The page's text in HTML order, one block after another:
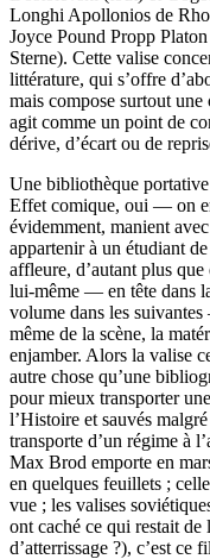
Longhi Apollonios de
Joyce Pound Propp
Sterne). Cette valise
littérature, qui s’offre
mais compose surtout
agit comme un point de
dérive, d’écart ou de
Une bibliothèque
Effet comique, oui — on
évidemment, manient
appartenir à un étudiant
affleure, d’autant plus que
lui-même — en tête dans
volume dans les
même de la scène, la
enjamber. Alors la valise
autre chose qu’une
pour mieux transporter
l’Histoire et sauvés
transporte d’un régime à
Max Brod emporte en
en quelques feuillets ;
vue ; les valises
ont caché ce qui restait
d’atterrissage ?), c’est